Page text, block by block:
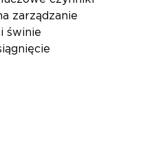
zarządzanie
świnie